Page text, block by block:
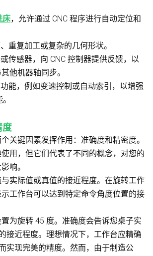
床，允许通过 CNC 程序进行自动定位和
重复加工或复杂的几何形状。
传感器，向 CNC 控制器提供反馈，以
他机器轴同步。
能，例如变速控制或自动索引，以增强
度
关键因素发挥作用：准确度和精密度。
用，但它们代表了不同的概念，对您的
响。
实际值或真值的接近程度。在旋转工作
工作台可以达到特定命令角度位置的接
为旋转 45 度。准确度会告诉您桌子实
接近程度。理想情况下，工作台应精确
实现完美的精度。然而，由于制造公